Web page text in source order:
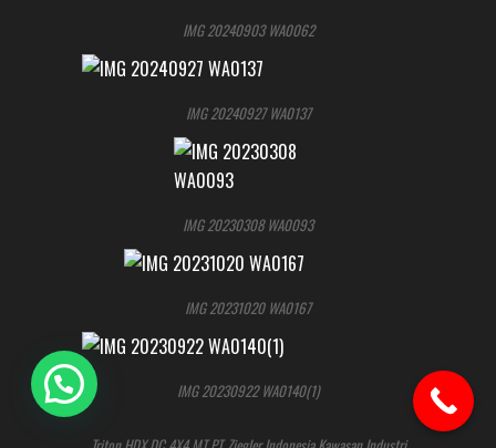
IMG 20240903 WA0062
IMG 20240927 WA0137
IMG 20230308 WA0093
IMG 20231020 WA0167
IMG 20230922 WA0140(1)